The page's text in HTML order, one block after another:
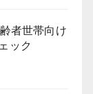
者世帯向け
ック